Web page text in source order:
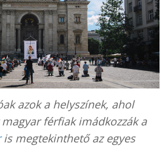
azok a helyszínek, ahol
férfiak imádkozzák a
is megtekinthető az egyes